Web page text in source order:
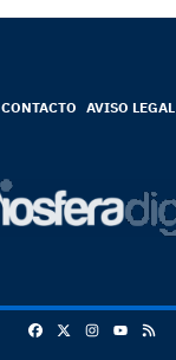
CONTACTO AVISO LEGAL
FacebookInstagram